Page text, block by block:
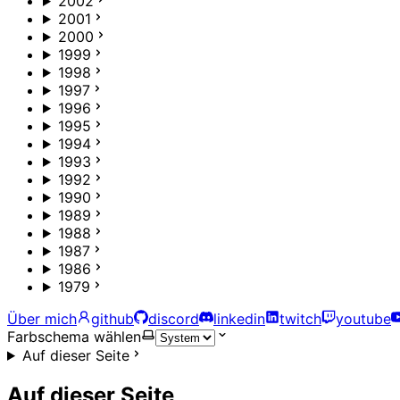
2001
2000
1999
1998
1997
1996
1995
1994
1993
1992
1990
1989
1988
1987
1986
1979
Über mich
github discord linkedin twitch youtube
Farbschema wählen
Auf dieser Seite